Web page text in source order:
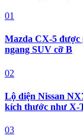
01
Mazda CX-5 được
ngang SUV cỡ B
02
Lộ diện Nissan
kích thước như X-
03